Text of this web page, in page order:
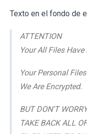
Texto en el fondo de
ATTENTION
Your All Files
Your Personal
We Are Encrypted.
BUT DON'T
TAKE BACK ALL